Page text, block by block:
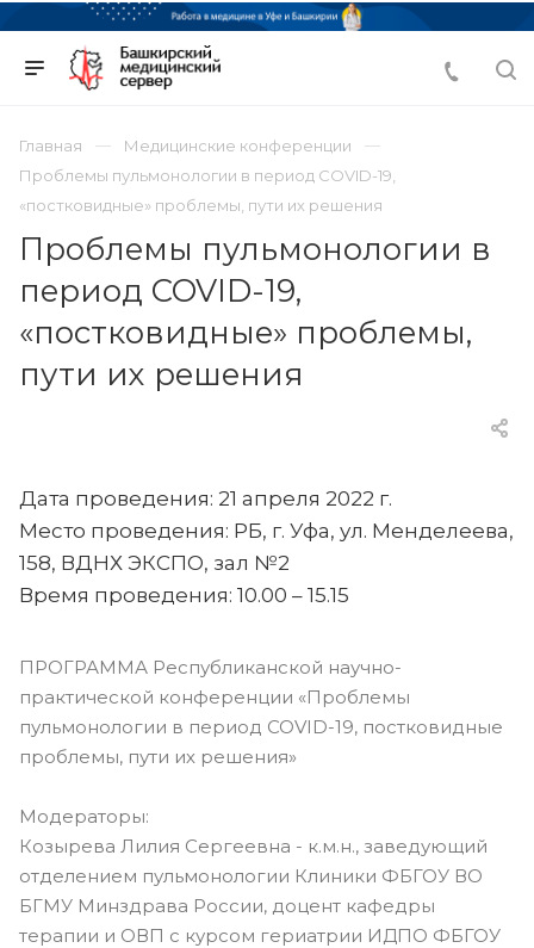
Главная
Медицинские конференции
Проблемы пульмонологии в период COVID-19,
«постковидные» проблемы, пути их решения
Проблемы пульмонологии в
период COVID-19,
«постковидные» проблемы,
пути их решения
Дата проведения: 21 апреля 2022 г.
Место проведения: РБ, г. Уфа, ул. Менделеева,
158, ВДНХ ЭКСПО, зал №2
Время проведения: 10.00 – 15.15
ПРОГРАММА Республиканской научно-
практической конференции «Проблемы
пульмонологии в период COVID-19, постковидные
проблемы, пути их решения»
Модераторы:
Козырева Лилия Сергеевна - к.м.н., заведующий
отделением пульмонологии Клиники ФБГОУ ВО
БГМУ Минздрава России, доцент кафедры
терапии и ОВП с курсом гериатрии ИДПО ФБГОУ